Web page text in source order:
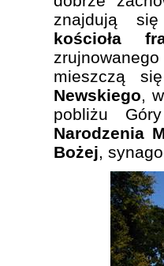
znajdują
kościoła
mieszczą
Newskiego,
pobliżu
Narodzenia
Bożej,